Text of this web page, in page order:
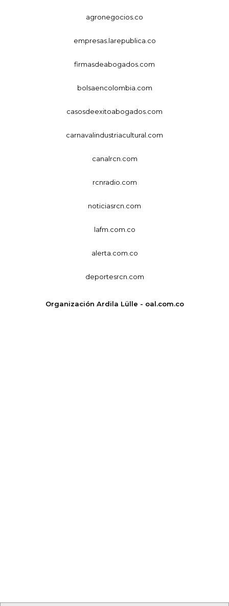
agronegocios.co
empresas.larepublica.co
firmasdeabogados.com
bolsaencolombia.com
casosdeexitoabogados.com
carnavalindustriacultural.com
canalrcn.com
rcnradio.com
noticiasrcn.com
lafm.com.co
alerta.com.co
deportesrcn.com
Organización Ardila Lülle - oal.com.co